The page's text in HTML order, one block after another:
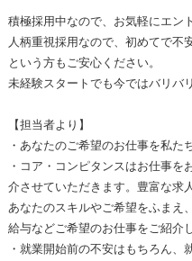
積極採用中なので、お気軽にエン
人柄重視採用なので、初めてで不
という方もご安心ください。
未経験スタートでも今ではバリバ
【担当者より】
・あなたのご希望のお仕事を私た
・コア・コンピタンスはお仕事
介させていただきます。豊富な求
あなたのスキルやご希望をふまえ
給与などご希望のお仕事をご紹介
・就業開始前の不安はもちろん